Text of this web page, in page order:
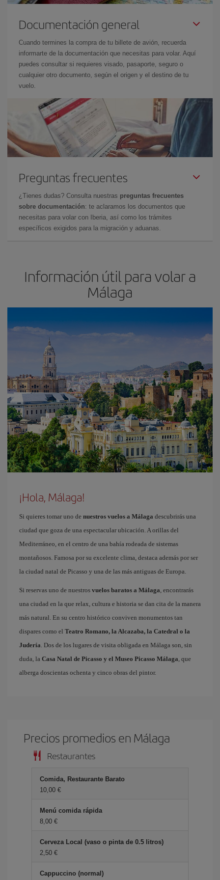
Documentación general
Cuando termines la compra de tu billete de avión, recuerda
informarte de la documentación que necesitas para volar. Aquí
puedes consultar si requieres visado, pasaporte, seguro o
cualquier otro documento, según el origen y el destino de tu
vuelo.
Preguntas frecuentes
¿Tienes dudas? Consulta nuestras preguntas frecuentes
sobre documentación: te aclaramos los documentos que
necesitas para volar con Iberia, así como los trámites
específicos exigidos para la migración y aduanas.
Información útil para volar a
Málaga
¡Hola, Málaga!
Si quieres tomar uno de nuestros vuelos a Málaga descubrirás una
ciudad que goza de una espectacular ubicación. A orillas del
Mediterráneo, en el centro de una bahía rodeada de sistemas
montañosos. Famosa por su excelente clima, destaca además por ser
la ciudad natal de Picasso y una de las más antiguas de Europa.
Si reservas uno de nuestros vuelos baratos a Málaga, encontrarás
una ciudad en la que relax, cultura e historia se dan cita de la manera
más natural. En su centro histórico conviven monumentos tan
dispares como el Teatro Romano, la Alcazaba, la Catedral o la
Judería. Dos de los lugares de visita obligada en Málaga son, sin
duda, la Casa Natal de Picasso y el Museo Picasso Málaga, que
alberga doscientas ochenta y cinco obras del pintor.
Precios promedios en Málaga
Restaurantes
Comida, Restaurante Barato
10,00 €
Menú comida rápida
8,00 €
Cerveza Local (vaso o pinta de 0.5 litros)
2,50 €
Cappuccino (normal)